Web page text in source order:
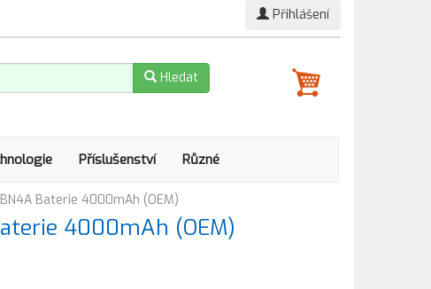
Přihlášení
Hledat
Příslušenství Různé
Baterie 4000mAh (OEM)
4000mAh (OEM)